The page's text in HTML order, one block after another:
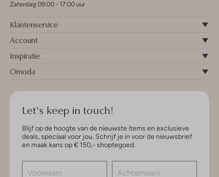
Zaterdag 09:00 - 17:00 uur
Klantenservice
Account
Inspiratie
Omoda
Let's keep in touch!
Blijf op de hoogte van de nieuwste items en exclusieve
deals, speciaal voor jou. Schrijf je in voor de nieuwsbrief
en maak kans op € 150,- shoptegoed.